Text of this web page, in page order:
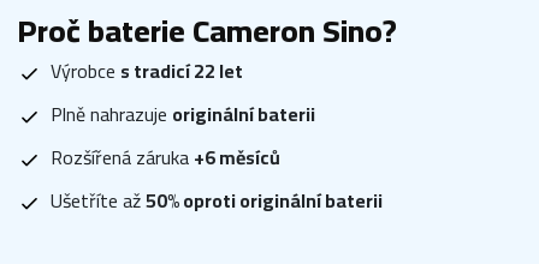
Proč baterie Cameron Sino?
Výrobce s tradicí 22 let
Plně nahrazuje originální baterii
Rozšířená záruka+6 měsíců
Ušetříte až50% oproti originální baterii